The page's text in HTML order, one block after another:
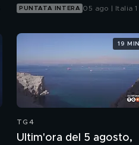
PUNTATA INTERA 05 ago | Italia 1
TG4
Ultim'ora del 5 agosto,
19 MIN